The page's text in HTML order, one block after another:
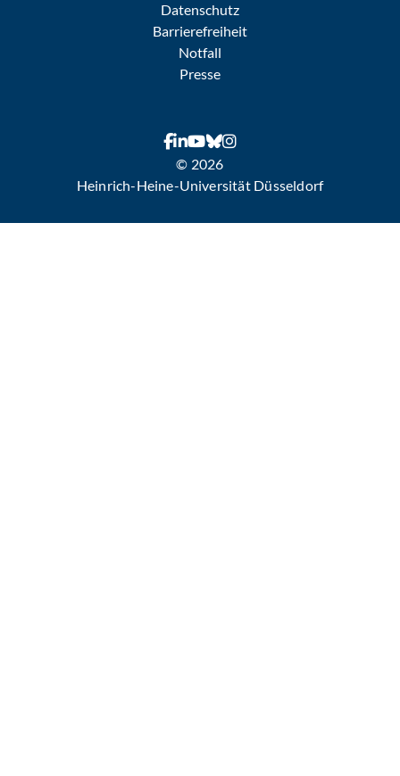
Datenschutz
Barrierefreiheit
Notfall
Presse
© 2026
Heinrich-Heine-Universität Düsseldorf